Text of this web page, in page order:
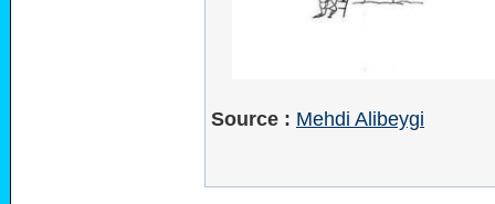
Source : Mehdi Alibeygi